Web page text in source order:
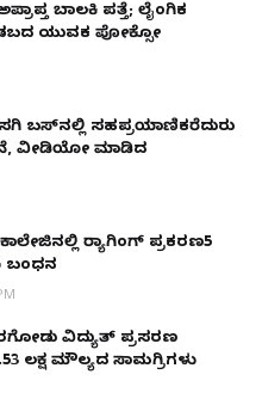
ಬಾಲಕಿ ಪತ್ತೆ; ಲೈಂಗಿಕ
ಯುವಕ ಪೋಕ್ಸೋ
ಬಸ್‌ನಲ್ಲಿ ಸಹಪ್ರಯಾಣಿಕರೆದುರು
ವೀಡಿಯೋ ಮಾಡಿದ
ರ‌್ಯಾಗಿಂಗ್ ಪ್ರಕರಣ5
ಬಂಧನ
ವಿದ್ಯುತ್ ಪ್ರಸರಣ
ಲಕ್ಷ ಮೌಲ್ಯದ ಸಾಮಗ್ರಿಗಳು